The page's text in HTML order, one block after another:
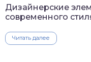
Дизайнерские
современного
Читать далее